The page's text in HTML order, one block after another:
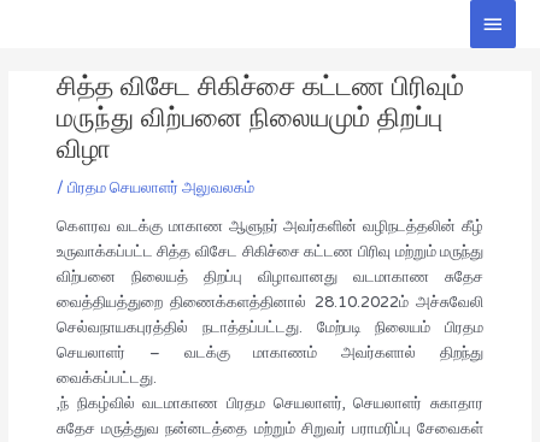
Main
சித்த விசேட சிகிச்சை கட்டண பிரிவும்
மருந்து விற்பனை நிலையமும் திறப்பு
விழா
/ பிரதம செயலாளர் அலுவலகம்
கௌரவ வடக்கு மாகாண ஆளுநர் அவர்களின் வழிநடத்தலின் கீழ்
உருவாக்கப்பட்ட சித்த விசேட சிகிச்சை கட்டண பிரிவு மற்றும் மருந்து
விற்பனை நிலையத் திறப்பு விழாவானது வடமாகாண சுதேச
வைத்தியத்துறை திணைக்களத்தினால் 28.10.2022ம் அச்சுவேலி
செல்வநாயகபுரத்தில் நடாத்தப்பட்டது. மேற்படி நிலையம் பிரதம
செயலாளர் – வடக்கு மாகாணம் அவர்களால் திறந்து
வைக்கப்பட்டது.
,ந் நிகழ்வில் வடமாகாண பிரதம செயலாளர், செயலாளர் சுகாதார
சுதேச மருத்துவ நன்னடத்தை மற்றும் சிறுவர் பராமரிப்பு சேவைகள்
navigation